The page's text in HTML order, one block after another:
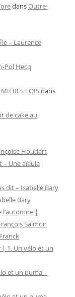
dansOutre-
– Laurence
Pol Hecq
FOISdans
de cake au
Houdart
– Une aïeule
dit – Isabelle Bary
Bary
|
Salmon
1. Un vélo et un
et un puma –